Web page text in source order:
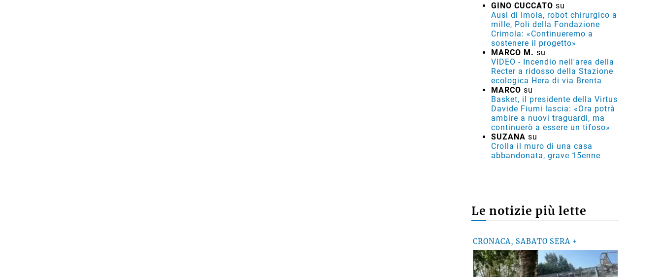
GINO CUCCATO su
Ausl di Imola, robot chirurgico a
mille, Poli della Fondazione
Crimola: «Continueremo a
sostenere il progetto»
MARCO M. su
VIDEO - Incendio nell'area della
Recter a ridosso della Stazione
ecologica Hera di via Brenta
MARCO su
Basket, il presidente della Virtus
Davide Fiumi lascia: «Ora potrà
ambire a nuovi traguardi, ma
continuerò a essere un tifoso»
SUZANA su
Crolla il muro di una casa
abbandonata, grave 15enne
Le notizie più lette
CRONACA, SABATO SERA +